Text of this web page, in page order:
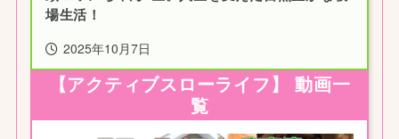
場生活！
2025年10月7日
【アクティブスローライフ】 動画一
覧